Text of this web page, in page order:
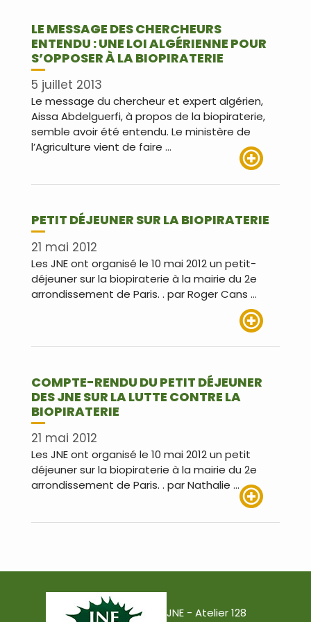
LE MESSAGE DES CHERCHEURS
ENTENDU : UNE LOI ALGÉRIENNE POUR
S’OPPOSER À LA BIOPIRATERIE
5 juillet 2013
Le message du chercheur et expert algérien,
Aissa Abdelguerfi, à propos de la biopiraterie,
semble avoir été entendu. Le ministère de
l’Agriculture vient de faire …
PETIT DÉJEUNER SUR LA BIOPIRATERIE
21 mai 2012
Les JNE ont organisé le 10 mai 2012 un petit-
déjeuner sur la biopiraterie à la mairie du 2e
arrondissement de Paris. . par Roger Cans …
COMPTE-RENDU DU PETIT DÉJEUNER
DES JNE SUR LA LUTTE CONTRE LA
BIOPIRATERIE
21 mai 2012
Les JNE ont organisé le 10 mai 2012 un petit
déjeuner sur la biopiraterie à la mairie du 2e
arrondissement de Paris. . par Nathalie …
JNE - Atelier 128